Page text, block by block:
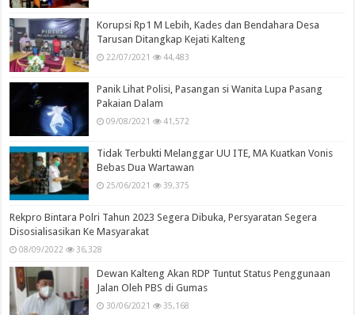
Korupsi Rp1 M Lebih, Kades dan Bendahara Desa
Tarusan Ditangkap Kejati Kalteng
22/07/2021 44,483
Panik Lihat Polisi, Pasangan si Wanita Lupa Pasang
Pakaian Dalam
09/08/2021 41,572
Tidak Terbukti Melanggar UU ITE, MA Kuatkan Vonis
Bebas Dua Wartawan
25/06/2021 39,375
Rekpro Bintara Polri Tahun 2023 Segera Dibuka, Persyaratan Segera
Disosialisasikan Ke Masyarakat
08/09/2022 36,328
Dewan Kalteng Akan RDP Tuntut Status Penggunaan
Jalan Oleh PBS di Gumas
30/06/2021 35,168